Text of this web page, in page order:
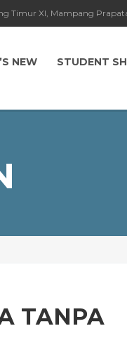
Timur XI, Mampang
NEW STUDENT
TANPA